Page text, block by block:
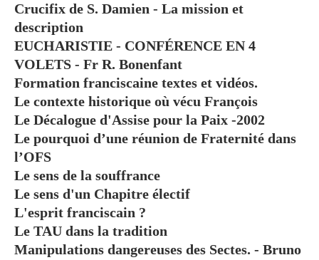
Crucifix de S. Damien - La mission et
description
EUCHARISTIE - CONFÉRENCE EN 4
VOLETS - Fr R. Bonenfant
Formation franciscaine textes et vidéos.
Le contexte historique où vécu François
Le Décalogue d'Assise pour la Paix -2002
Le pourquoi d’une réunion de Fraternité dans
l’OFS
Le sens de la souffrance
Le sens d'un Chapitre électif
L'esprit franciscain ?
Le TAU dans la tradition
Manipulations dangereuses des Sectes. - Bruno